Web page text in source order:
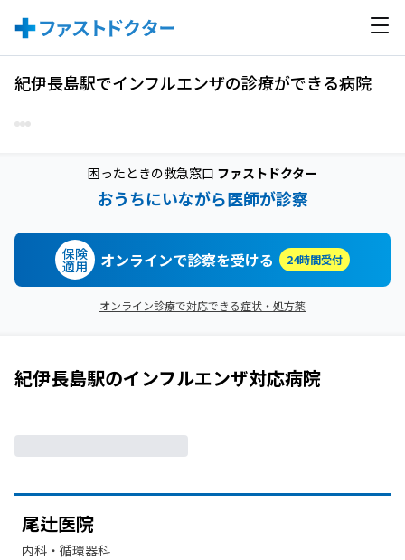
紀伊長島駅でインフルエンザの診療ができる病院
困ったときの救急窓口 ファストドクター
おうちにいながら医師が診察
保険
適用 オンラインで診察を受ける 24時間受付
オンライン診療で対応できる症状・処方薬
紀伊長島駅のインフルエンザ対応病院
尾辻医院
内科・​循環器科